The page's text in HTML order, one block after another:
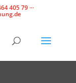
405 79 ···